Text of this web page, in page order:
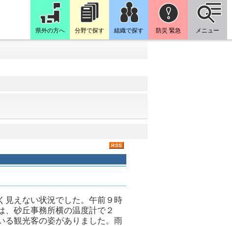
県外の方へ 分野で探す 組織で探す 防災 緊急 メニュー
見えない状況でした。午前９時
、砂丘事務所横の温度計で２
る観光客の姿がありました。雨